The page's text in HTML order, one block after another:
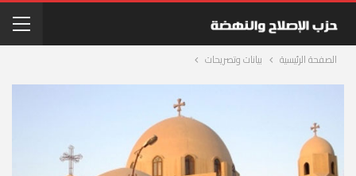
الصفحة الرئيسية بيانات وتصريحات